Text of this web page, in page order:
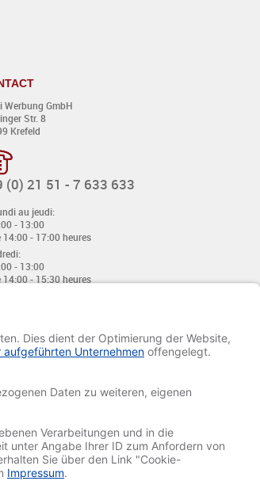
Werbung GmbH
Str. 8
Krefeld
(0) 21 51 - 7 633 633
au jeudi:
- 13:00
14:00 - 17:00 heures
- 13:00
14:00 - 15:30 heures